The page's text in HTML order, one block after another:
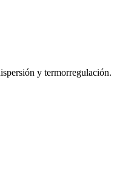
y termorregulación.